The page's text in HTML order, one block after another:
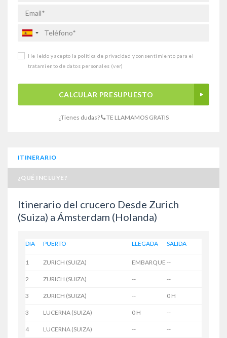
He leído y acepto la política de privacidad y consentimiento para el
tratamiento de datos personales (ver)
CALCULAR PRESUPUESTO
¿Tienes dudas? TE LLAMAMOS GRATIS
ITINERARIO
¿QUÉ INCLUYE?
Itinerario del crucero Desde Zurich
(Suiza) a Ámsterdam (Holanda)
DIA PUERTO LLEGADA SALIDA
1 ZURICH (SUIZA) EMBARQUE --
2 ZURICH (SUIZA) -- --
3 ZURICH (SUIZA) -- 0 H
3 LUCERNA (SUIZA) 0 H --
4 LUCERNA (SUIZA) -- --